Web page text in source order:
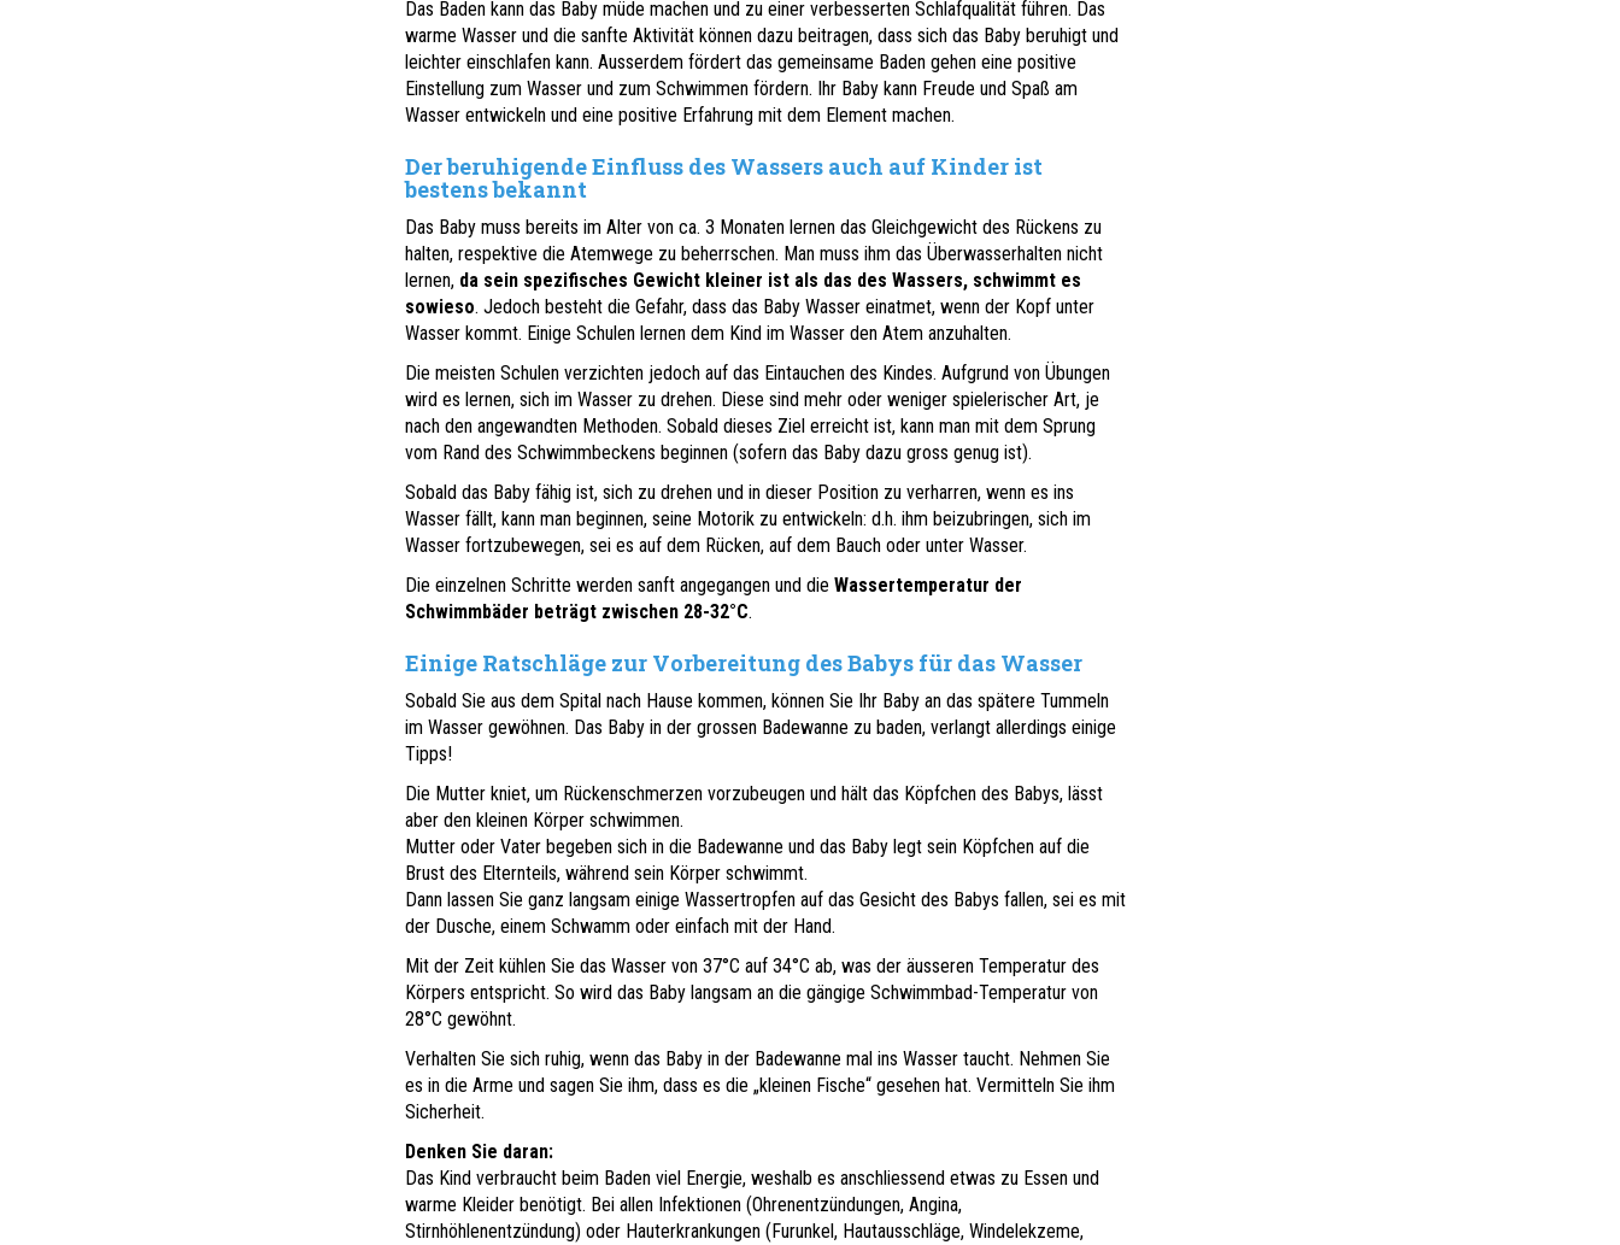
Das Baden kann das Baby müde machen und zu einer verbesserten Schlafqualität führen. Das
warme Wasser und die sanfte Aktivität können dazu beitragen, dass sich das Baby beruhigt und
leichter einschlafen kann. Ausserdem fördert das gemeinsame Baden gehen eine positive
Einstellung zum Wasser und zum Schwimmen fördern. Ihr Baby kann Freude und Spaß am
Wasser entwickeln und eine positive Erfahrung mit dem Element machen.
Der beruhigende Einfluss des Wassers auch auf Kinder ist
bestens bekannt
Das Baby muss bereits im Alter von ca. 3 Monaten lernen das Gleichgewicht des Rückens zu
halten, respektive die Atemwege zu beherrschen. Man muss ihm das Überwasserhalten nicht
lernen, da sein spezifisches Gewicht kleiner ist als das des Wassers, schwimmt es
sowieso. Jedoch besteht die Gefahr, dass das Baby Wasser einatmet, wenn der Kopf unter
Wasser kommt. Einige Schulen lernen dem Kind im Wasser den Atem anzuhalten.
Die meisten Schulen verzichten jedoch auf das Eintauchen des Kindes. Aufgrund von Übungen
wird es lernen, sich im Wasser zu drehen. Diese sind mehr oder weniger spielerischer Art, je
nach den angewandten Methoden. Sobald dieses Ziel erreicht ist, kann man mit dem Sprung
vom Rand des Schwimmbeckens beginnen (sofern das Baby dazu gross genug ist).
Sobald das Baby fähig ist, sich zu drehen und in dieser Position zu verharren, wenn es ins
Wasser fällt, kann man beginnen, seine Motorik zu entwickeln: d.h. ihm beizubringen, sich im
Wasser fortzubewegen, sei es auf dem Rücken, auf dem Bauch oder unter Wasser.
Die einzelnen Schritte werden sanft angegangen und die Wassertemperatur der
Schwimmbäder beträgt zwischen 28-32°C.
Einige Ratschläge zur Vorbereitung des Babys für das Wasser
Sobald Sie aus dem Spital nach Hause kommen, können Sie Ihr Baby an das spätere Tummeln
im Wasser gewöhnen. Das Baby in der grossen Badewanne zu baden, verlangt allerdings einige
Tipps!
Die Mutter kniet, um Rückenschmerzen vorzubeugen und hält das Köpfchen des Babys, lässt
aber den kleinen Körper schwimmen.
Mutter oder Vater begeben sich in die Badewanne und das Baby legt sein Köpfchen auf die
Brust des Elternteils, während sein Körper schwimmt.
Dann lassen Sie ganz langsam einige Wassertropfen auf das Gesicht des Babys fallen, sei es mit
der Dusche, einem Schwamm oder einfach mit der Hand.
Mit der Zeit kühlen Sie das Wasser von 37°C auf 34°C ab, was der äusseren Temperatur des
Körpers entspricht. So wird das Baby langsam an die gängige Schwimmbad-Temperatur von
28°C gewöhnt.
Verhalten Sie sich ruhig, wenn das Baby in der Badewanne mal ins Wasser taucht. Nehmen Sie
es in die Arme und sagen Sie ihm, dass es die „kleinen Fische“ gesehen hat. Vermitteln Sie ihm
Sicherheit.
Denken Sie daran:
Das Kind verbraucht beim Baden viel Energie, weshalb es anschliessend etwas zu Essen und
warme Kleider benötigt. Bei allen Infektionen (Ohrenentzündungen, Angina,
Stirnhöhlenentzündung) oder Hauterkrankungen (Furunkel, Hautausschläge, Windelekzeme,